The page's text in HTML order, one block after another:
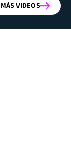
MÁS VIDEOS